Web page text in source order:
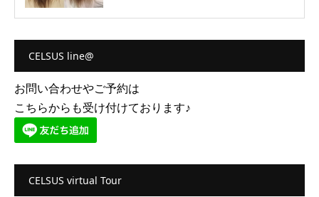
CELSUS line@
お問い合わせやご予約は
こちらからも受け付けております♪
CELSUS virtual Tour